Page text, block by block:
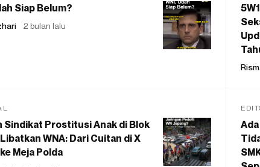
Siap Belum?
2 bulan lalu
Sindikat Prostitusi Anak di Blok
WNA: Dari Cuitan di X
Meja Polda